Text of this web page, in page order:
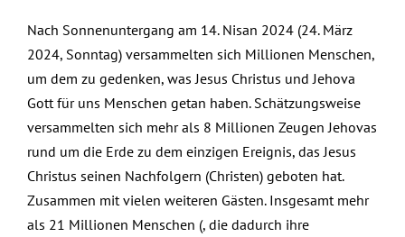
Nach Sonnenuntergang am 14. Nisan 2024 (24. März
2024, Sonntag) versammelten sich Millionen Menschen,
um dem zu gedenken, was Jesus Christus und Jehova
Gott für uns Menschen getan haben. Schätzungsweise
versammelten sich mehr als 8 Millionen Zeugen Jehovas
rund um die Erde zu dem einzigen Ereignis, das Jesus
Christus seinen Nachfolgern (Christen) geboten hat.
Zusammen mit vielen weiteren Gästen. Insgesamt mehr
als 21 Millionen Menschen (, die dadurch ihre